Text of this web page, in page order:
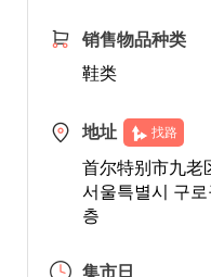
销售物品种类
鞋类
地址 找路
首尔特别市九老
서울특별시 구
층
集市日